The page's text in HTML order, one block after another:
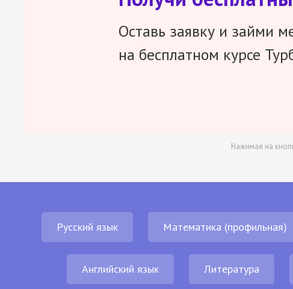
Оставь заявку и займи
на бесплатном курсе
Нажимая на
Русский язык Математика (профильная)
Английский язык Литература